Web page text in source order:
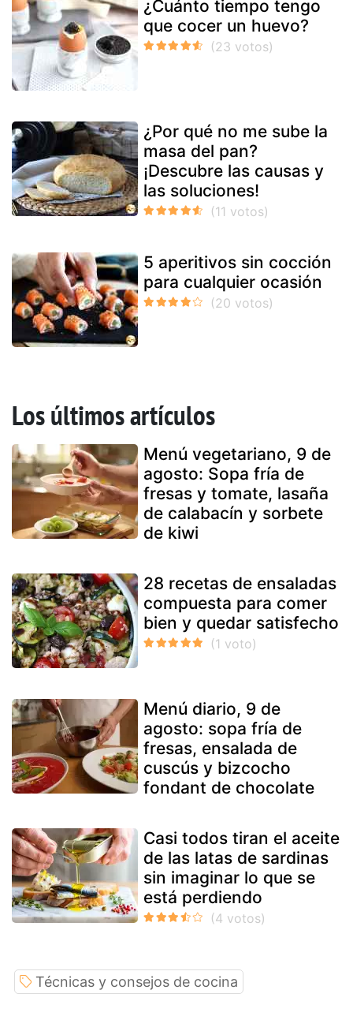
¿Cuánto tiempo tengo
que cocer un huevo?
¿Por qué no me sube la
masa del pan?
¡Descubre las causas y
las soluciones!
5 aperitivos sin cocción
para cualquier ocasión
Los últimos artículos
Menú vegetariano, 9 de
agosto: Sopa fría de
fresas y tomate, lasaña
de calabacín y sorbete
de kiwi
28 recetas de ensaladas
compuesta para comer
bien y quedar satisfecho
Menú diario, 9 de
agosto: sopa fría de
fresas, ensalada de
cuscús y bizcocho
fondant de chocolate
Casi todos tiran el aceite
de las latas de sardinas
sin imaginar lo que se
está perdiendo
Técnicas y consejos de cocina